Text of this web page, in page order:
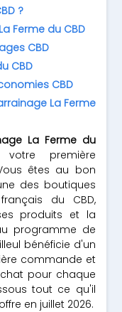
?
Ferme du CBD
CBD
CBD
CBD
La Ferme
La Ferme du
première
êtes au bon
des boutiques
du CBD,
produits et la
programme de
bénéficie d'un
commande et
pour chaque
tout ce qu'il
en juillet 2026.